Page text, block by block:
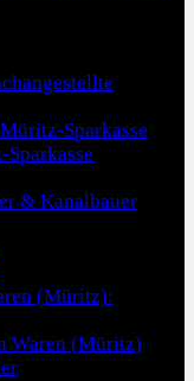
Sparkasse
& Kanalbauer
(Müritz):
Waren (Müritz)